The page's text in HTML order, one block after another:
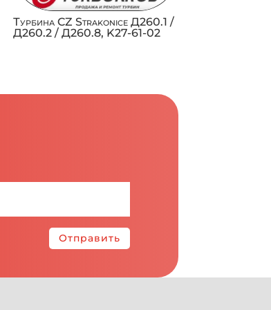
Турбина CZ Strakonice Д260.1 /
Д260.2 / Д260.8, K27-61-02
Отправить